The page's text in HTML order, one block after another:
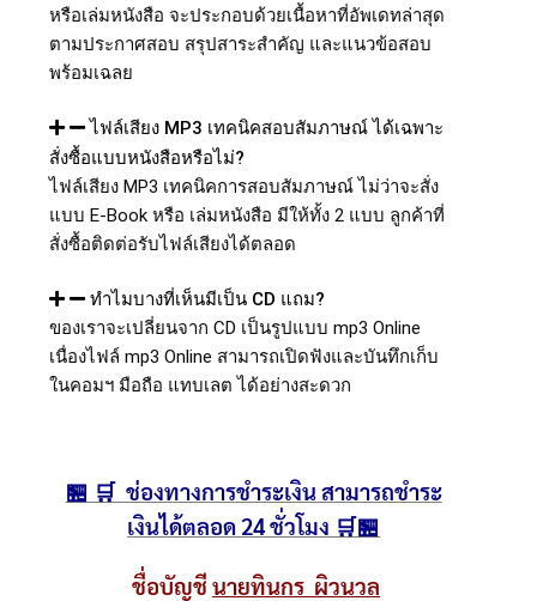
หรือเล่มหนังสือ จะประกอบด้วยเนื้อหาที่อัพเดทล่าสุด
ตามประกาศสอบ สรุปสาระสำคัญ และแนวข้อสอบ
พร้อมเฉลย
ไฟล์เสียง MP3 เทคนิคสอบสัมภาษณ์ ได้เฉพาะ
สั่งซื้อแบบหนังสือหรือไม่?
ไฟล์เสียง MP3 เทคนิคการสอบสัมภาษณ์ ไม่ว่าจะสั่ง
แบบ E-Book หรือ เล่มหนังสือ มีให้ทั้ง 2 แบบ ลูกค้าที่
สั่งซื้อติดต่อรับไฟล์เสียงได้ตลอด
ทำไมบางที่เห็นมีเป็น CD แถม?
ของเราจะเปลี่ยนจาก CD เป็นรูปแบบ mp3 Online
เนื่องไฟล์ mp3 Online สามารถเปิดฟังและบันทึกเก็บ
ในคอมฯ มือถือ แทบเลต ได้อย่างสะดวก
🏪 🛒 ช่องทางการชำระเงิน สามารถชำระ
เงินได้ตลอด 24 ชั่วโมง 🛒🏪
ชื่อบัญชีนายทินกร ผิวนวล